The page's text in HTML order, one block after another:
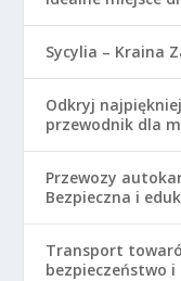
Sycylia – Kraina
Odkryj
przewodnik dla
Przewozy
Bezpieczna i
Transport
bezpieczeństwo